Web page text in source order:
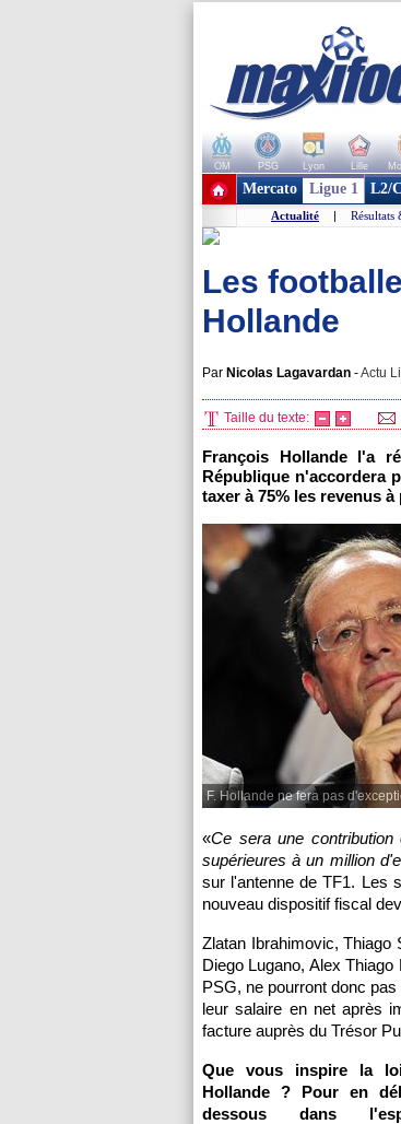
OM PSG Lyon Lille
+ de clubs
Mercato Ligue 1 L2/
Actualité | Résultats
Les
Hollande
Par Nicolas Lagavardan -Actu
Taille du texte:
François Hollande l'a
République n'accordera
taxer à 75% les revenus
F. Hollande ne fera pas
«Ce sera une
supérieures à un million
sur l'antenne de TF1. Les
nouveau dispositif fiscal
Zlatan Ibrahimovic, Thiago
Diego Lugano, Alex
PSG, ne pourront donc
leur salaire en net après
facture auprès du Trésor
Que vous inspire la
Hollande ? Pour en
dessous dans